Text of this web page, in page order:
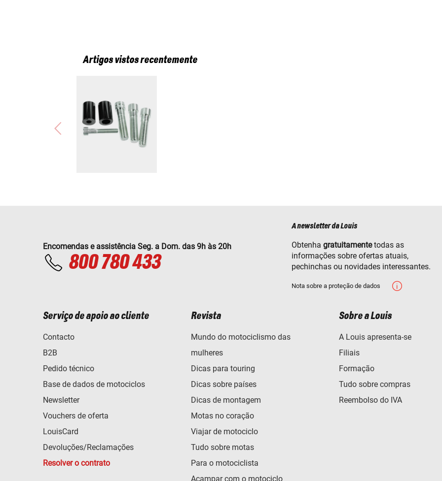
Artigos vistos recentemente
Encomendas e assistência Seg. a Dom. das 9h às 20h
800 780 433
A newsletter da Louis
Obtenha gratuitamentetodas as
informações sobre ofertas atuais,
pechinchas ou novidades interessantes.
Nota sobre a proteção de dados
Serviço de apoio ao cliente
Contacto
B2B
Pedido técnico
Base de dados de motociclos
Newsletter
Vouchers de oferta
LouisCard
Devoluções/Reclamações
Resolver o contrato
Revista
Mundo do motociclismo das
mulheres
Dicas para touring
Dicas sobre países
Dicas de montagem
Motas no coração
Viajar de motociclo
Tudo sobre motas
Para o motociclista
Acampar com o motociclo
Sobre a Louis
A Louis apresenta-se
Filiais
Formação
Tudo sobre compras
Reembolso do IVA